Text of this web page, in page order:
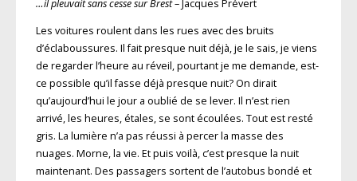
…il pleuvait sans cesse sur Brest– Jacques Prévert
Les voitures roulent dans les rues avec des bruits
d’éclaboussures. Il fait presque nuit déjà, je le sais, je viens
de regarder l’heure au réveil, pourtant je me demande, est-
ce possible qu’il fasse déjà presque nuit? On dirait
qu’aujourd’hui le jour a oublié de se lever. Il n’est rien
arrivé, les heures, étales, se sont écoulées. Tout est resté
gris. La lumière n’a pas réussi à percer la masse des
nuages. Morne, la vie. Et puis voilà, c’est presque la nuit
maintenant. Des passagers sortent de l’autobus bondé et